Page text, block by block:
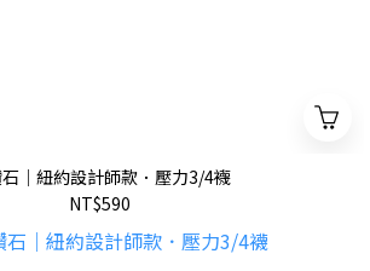
｜紐約設計師款．壓力3/4襪
NT$590